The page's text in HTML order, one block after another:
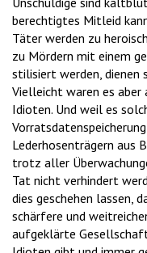
berechtigtes Mitleid
Täter werden zu
zu Mördern mit einem
stilisiert werden, dienen
Vielleicht waren es aber
Idioten. Und weil es
Lederhosenträgern aus
trotz aller
Tat nicht verhindert
dies geschehen lassen,
schärfere und
aufgeklärte